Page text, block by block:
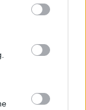
τη
κουλτούρα
τη